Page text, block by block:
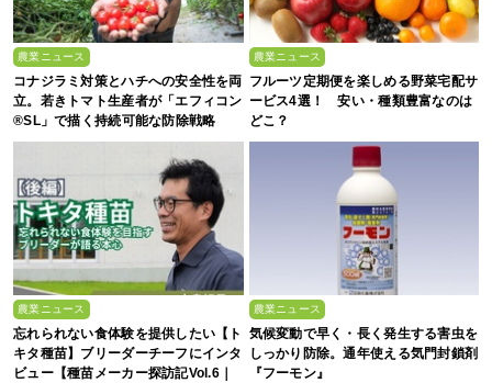
農業ニュース
コナジラミ対策とハチへの安全性を両
立。若きトマト生産者が「エフィコン
®SL」で描く持続可能な防除戦略
農業ニュース
フルーツ定期便を楽しめる野菜宅配サ
ービス4選！ 安い・種類豊富なのは
どこ？
農業ニュース
忘れられない食体験を提供したい【ト
キタ種苗】ブリーダーチーフにインタ
ビュー【種苗メーカー探訪記Vol.6｜
農業ニュース
気候変動で早く・長く発生する害虫を
しっかり防除。通年使える気門封鎖剤
『フーモン』